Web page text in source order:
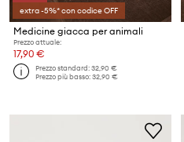
extra -5%* con codice OFF
Medicine giacca per animali
Prezzo attuale:
17,90 €
Prezzo standard:32,90 €
Prezzo più basso:32,90 €